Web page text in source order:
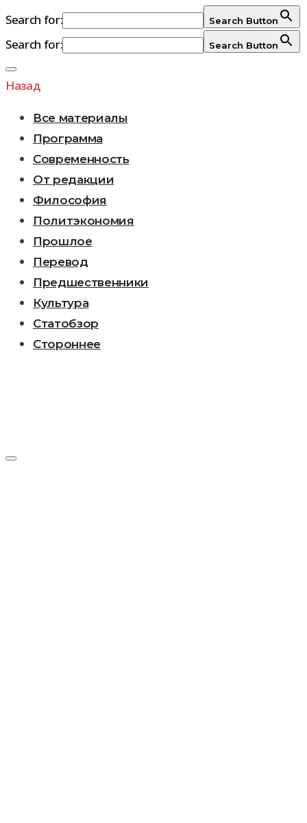
Search for: Search Button
Search for: Search Button
Перейти
к
Назад
Все материалы
Программа
Современность
От редакции
Философия
Политэкономия
Прошлое
Перевод
Предшественники
Культура
Статобзор
Стороннее